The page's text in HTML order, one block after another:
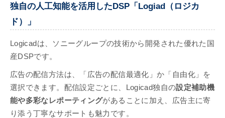
独自の人工知能を活用したDSP「Logiad（ロジカ
ド）」
Logicadは、ソニーグループの技術から開発された優れた国
産DSPです。
広告の配信方法は、「広告の配信最適化」か「自由化」を
選択できます。配信設定ごとに、Logicad独自の設定補助機
能や多彩なレポーティングがあることに加え、広告主に寄
り添う丁寧なサポートも魅力です。